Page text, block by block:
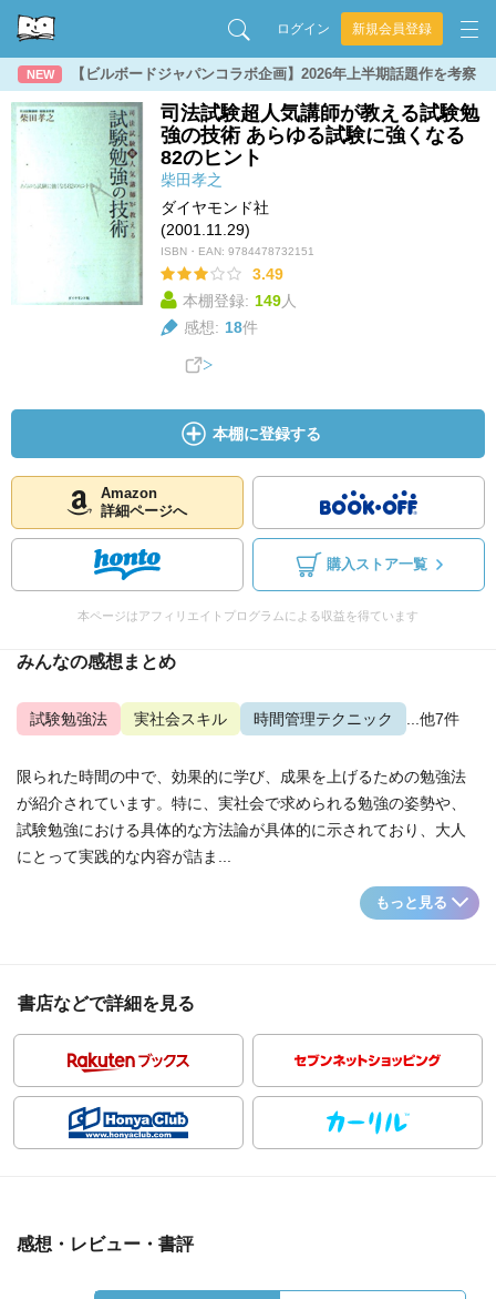
ログイン 新規会員登録
NEW 【ビルボードジャパンコラボ企画】2026年上半期話題作を考察
司法試験超人気講師が教える試験勉
強の技術 あらゆる試験に強くなる
82のヒント
柴田孝之
ダイヤモンド社
(2001.11.29)
ISBN・EAN: 9784478732151
3.49
本棚登録: 149人
感想: 18件
本棚に登録する
Amazon
詳細ページへ
購入ストア一覧
本ページはアフィリエイトプログラムによる収益を得ています
みんなの感想まとめ
試験勉強法 実社会スキル 時間管理テクニック ...他7件
限られた時間の中で、効果的に学び、成果を上げるための勉強法
が紹介されています。特に、実社会で求められる勉強の姿勢や、
試験勉強における具体的な方法論が具体的に示されており、大人
にとって実践的な内容が詰ま...
もっと見る
書店などで詳細を見る
感想・レビュー・書評